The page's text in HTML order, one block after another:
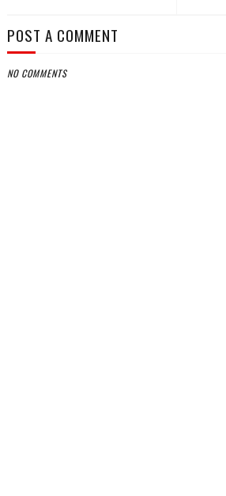
POST A COMMENT
NO COMMENTS